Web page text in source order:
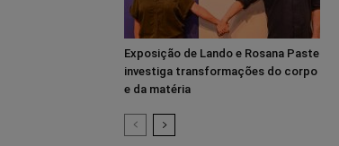
Exposição de Lando e Rosana Paste
investiga transformações do corpo
e da matéria